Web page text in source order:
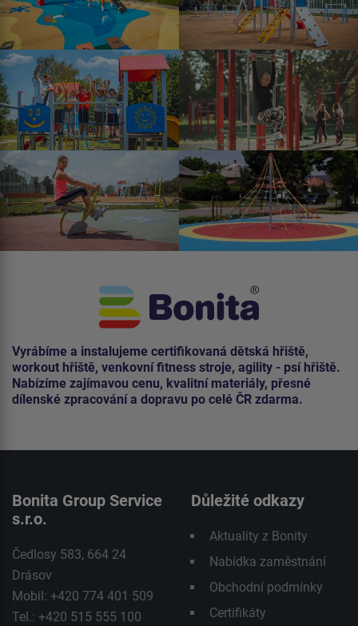
Vyrábíme a instalujeme certifikovaná dětská hřiště,
workout hřiště, venkovní fitness stroje, agility - psí hřiště.
Nabízíme zajímavou cenu, kvalitní materiály, přesné
dílenské zpracování a dopravu po celé ČR zdarma.
Bonita Group Service
s.r.o.
Čedlosy 583, 664 24
Drásov
Mobil: +420 774 401 509
Tel.: +420 515 555 100
Důležité odkazy
Aktuality z Bonity
Nabídka zaměstnání
Obchodní podmínky
Certifikáty